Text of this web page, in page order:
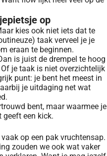
op
kies ook niet iets dat te
taak verveel je je
eraan te beginnen.
is juist de drempel te hoog
je taak is niet overzichtelijk
punt: je bent het meest in
je uitdaging net wat
bent, maar waarmee je
geeft een kick.
op een pak vruchtensap.
zouden we ook wat vaker